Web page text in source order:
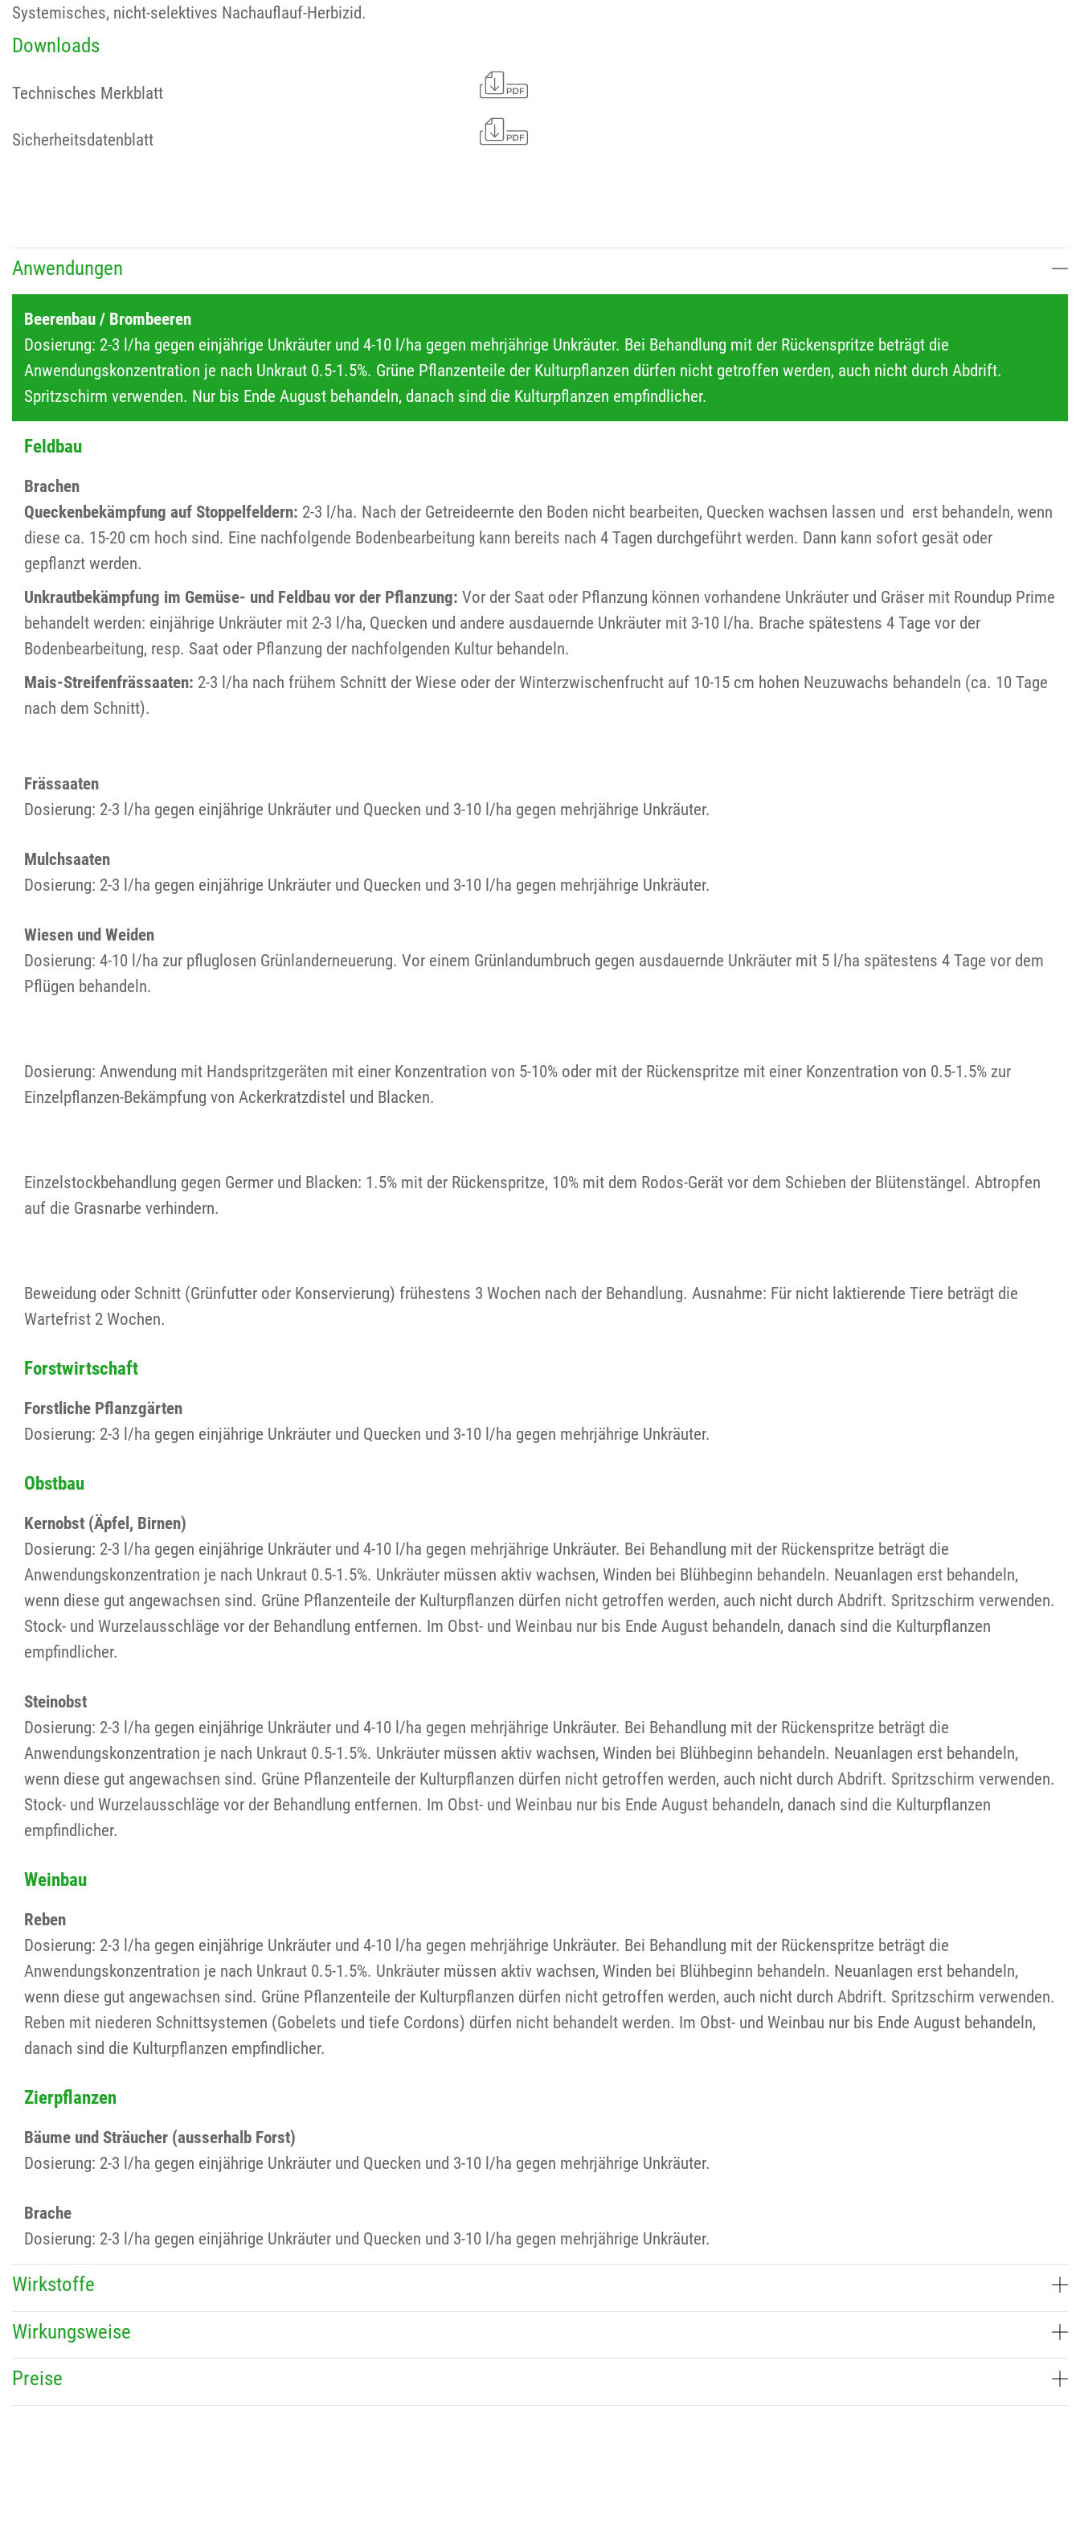
Systemisches, nicht-selektives Nachauflauf-Herbizid.
Downloads
Technisches Merkblatt
Sicherheitsdatenblatt
Anwendungen
Beerenbau / Brombeeren
Dosierung: 2-3 l/ha gegen einjährige Unkräuter und 4-10 l/ha gegen mehrjährige Unkräuter. Bei Behandlung mit der Rückenspritze beträgt die
Anwendungskonzentration je nach Unkraut 0.5-1.5%. Grüne Pflanzenteile der Kulturpflanzen dürfen nicht getroffen werden, auch nicht durch Abdrift.
Spritzschirm verwenden. Nur bis Ende August behandeln, danach sind die Kulturpflanzen empfindlicher.
Feldbau
Brachen
Queckenbekämpfung auf Stoppelfeldern: 2-3 l/ha. Nach der Getreideernte den Boden nicht bearbeiten, Quecken wachsen lassen und erst behandeln, wenn
diese ca. 15-20 cm hoch sind. Eine nachfolgende Bodenbearbeitung kann bereits nach 4 Tagen durchgeführt werden. Dann kann sofort gesät oder
gepflanzt werden.
Unkrautbekämpfung im Gemüse- und Feldbau vor der Pflanzung: Vor der Saat oder Pflanzung können vorhandene Unkräuter und Gräser mit Roundup Prime
behandelt werden: einjährige Unkräuter mit 2-3 l/ha, Quecken und andere ausdauernde Unkräuter mit 3-10 l/ha. Brache spätestens 4 Tage vor der
Bodenbearbeitung, resp. Saat oder Pflanzung der nachfolgenden Kultur behandeln.
Mais-Streifenfrässaaten: 2-3 l/ha nach frühem Schnitt der Wiese oder der Winterzwischenfrucht auf 10-15 cm hohen Neuzuwachs behandeln (ca. 10 Tage
nach dem Schnitt).
Frässaaten
Dosierung: 2-3 l/ha gegen einjährige Unkräuter und Quecken und 3-10 l/ha gegen mehrjährige Unkräuter.
Mulchsaaten
Dosierung: 2-3 l/ha gegen einjährige Unkräuter und Quecken und 3-10 l/ha gegen mehrjährige Unkräuter.
Wiesen und Weiden
Dosierung: 4-10 l/ha zur pfluglosen Grünlanderneuerung. Vor einem Grünlandumbruch gegen ausdauernde Unkräuter mit 5 l/ha spätestens 4 Tage vor dem
Pflügen behandeln.
Dosierung: Anwendung mit Handspritzgeräten mit einer Konzentration von 5-10% oder mit der Rückenspritze mit einer Konzentration von 0.5-1.5% zur
Einzelpflanzen-Bekämpfung von Ackerkratzdistel und Blacken.
Einzelstockbehandlung gegen Germer und Blacken: 1.5% mit der Rückenspritze, 10% mit dem Rodos-Gerät vor dem Schieben der Blütenstängel. Abtropfen
auf die Grasnarbe verhindern.
Beweidung oder Schnitt (Grünfutter oder Konservierung) frühestens 3 Wochen nach der Behandlung. Ausnahme: Für nicht laktierende Tiere beträgt die
Wartefrist 2 Wochen.
Forstwirtschaft
Forstliche Pflanzgärten
Dosierung: 2-3 l/ha gegen einjährige Unkräuter und Quecken und 3-10 l/ha gegen mehrjährige Unkräuter.
Obstbau
Kernobst (Äpfel, Birnen)
Dosierung: 2-3 l/ha gegen einjährige Unkräuter und 4-10 l/ha gegen mehrjährige Unkräuter. Bei Behandlung mit der Rückenspritze beträgt die
Anwendungskonzentration je nach Unkraut 0.5-1.5%. Unkräuter müssen aktiv wachsen, Winden bei Blühbeginn behandeln. Neuanlagen erst behandeln,
wenn diese gut angewachsen sind. Grüne Pflanzenteile der Kulturpflanzen dürfen nicht getroffen werden, auch nicht durch Abdrift. Spritzschirm verwenden.
Stock- und Wurzelausschläge vor der Behandlung entfernen. Im Obst- und Weinbau nur bis Ende August behandeln, danach sind die Kulturpflanzen
empfindlicher.
Steinobst
Dosierung: 2-3 l/ha gegen einjährige Unkräuter und 4-10 l/ha gegen mehrjährige Unkräuter. Bei Behandlung mit der Rückenspritze beträgt die
Anwendungskonzentration je nach Unkraut 0.5-1.5%. Unkräuter müssen aktiv wachsen, Winden bei Blühbeginn behandeln. Neuanlagen erst behandeln,
wenn diese gut angewachsen sind. Grüne Pflanzenteile der Kulturpflanzen dürfen nicht getroffen werden, auch nicht durch Abdrift. Spritzschirm verwenden.
Stock- und Wurzelausschläge vor der Behandlung entfernen. Im Obst- und Weinbau nur bis Ende August behandeln, danach sind die Kulturpflanzen
empfindlicher.
Weinbau
Reben
Dosierung: 2-3 l/ha gegen einjährige Unkräuter und 4-10 l/ha gegen mehrjährige Unkräuter. Bei Behandlung mit der Rückenspritze beträgt die
Anwendungskonzentration je nach Unkraut 0.5-1.5%. Unkräuter müssen aktiv wachsen, Winden bei Blühbeginn behandeln. Neuanlagen erst behandeln,
wenn diese gut angewachsen sind. Grüne Pflanzenteile der Kulturpflanzen dürfen nicht getroffen werden, auch nicht durch Abdrift. Spritzschirm verwenden.
Reben mit niederen Schnittsystemen (Gobelets und tiefe Cordons) dürfen nicht behandelt werden. Im Obst- und Weinbau nur bis Ende August behandeln,
danach sind die Kulturpflanzen empfindlicher.
Zierpflanzen
Bäume und Sträucher (ausserhalb Forst)
Dosierung: 2-3 l/ha gegen einjährige Unkräuter und Quecken und 3-10 l/ha gegen mehrjährige Unkräuter.
Brache
Dosierung: 2-3 l/ha gegen einjährige Unkräuter und Quecken und 3-10 l/ha gegen mehrjährige Unkräuter.
Wirkstoffe
Wirkungsweise
Preise